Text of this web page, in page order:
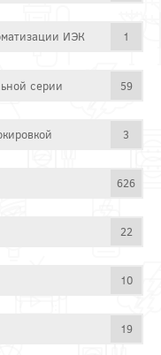
ИЭК 1
серии 59
3
626
22
10
19